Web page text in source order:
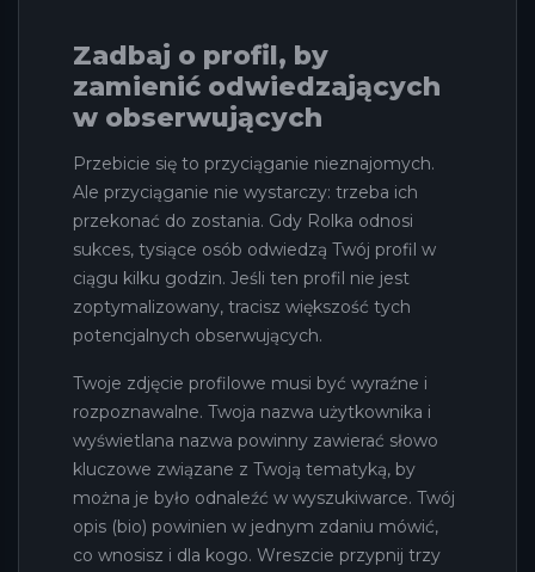
Zadbaj o profil, by
zamienić odwiedzających
w obserwujących
Przebicie się to przyciąganie nieznajomych.
Ale przyciąganie nie wystarczy: trzeba ich
przekonać do zostania. Gdy Rolka odnosi
sukces, tysiące osób odwiedzą Twój profil w
ciągu kilku godzin. Jeśli ten profil nie jest
zoptymalizowany, tracisz większość tych
potencjalnych obserwujących.
Twoje zdjęcie profilowe musi być wyraźne i
rozpoznawalne. Twoja nazwa użytkownika i
wyświetlana nazwa powinny zawierać słowo
kluczowe związane z Twoją tematyką, by
można je było odnaleźć w wyszukiwarce. Twój
opis (bio) powinien w jednym zdaniu mówić,
co wnosisz i dla kogo. Wreszcie przypnij trzy